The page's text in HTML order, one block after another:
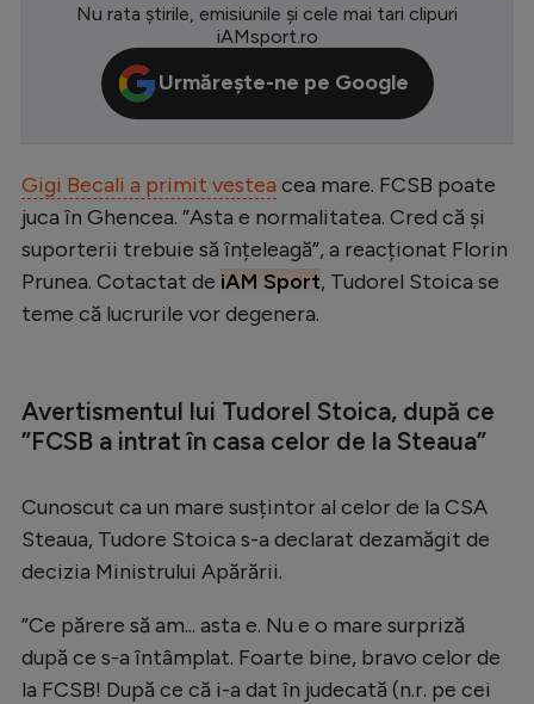
Premier League
LaLiga
Ligue 1
Campionate
Starurile fotbalului
Clasamente
Tenis
Natație
Formula 1
Nu rata știrile, emisiunile și cele mai tari clipuri
iAMsport.ro
Urmărește-ne pe Google
Gigi Becali a primit vestea cea mare. FCSB poate
juca în Ghencea. ”Asta e normalitatea. Cred că și
suporterii trebuie să înțeleagă”, a reacționat Florin
Prunea. Cotactat de iAM Sport, Tudorel Stoica se
teme că lucrurile vor degenera.
Avertismentul lui Tudorel Stoica, după ce
”FCSB a intrat în casa celor de la Steaua”
Cunoscut ca un mare susțintor al celor de la CSA
Steaua, Tudore Stoica s-a declarat dezamăgit de
decizia Ministrului Apărării.
”Ce părere să am... asta e. Nu e o mare surpriză
după ce s-a întâmplat. Foarte bine, bravo celor de
la FCSB! După ce că i-a dat în judecată (n.r. pe cei